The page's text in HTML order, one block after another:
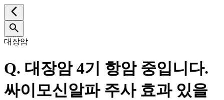
대장암
Q. 대장암 4기 항암 중입니다.
싸이모신알파 주사 효과 있을